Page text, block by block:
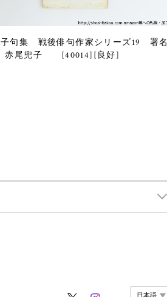
句集 戦後俳句作家シリーズ19 署名
尾兜子 [40014][良好]